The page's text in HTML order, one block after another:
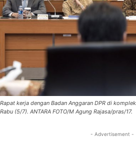
Rapat kerja dengan Badan Anggaran DPR di
Rabu (5/7). ANTARA FOTO/M Agung Rajasa/pras/17.
- Advertisement -